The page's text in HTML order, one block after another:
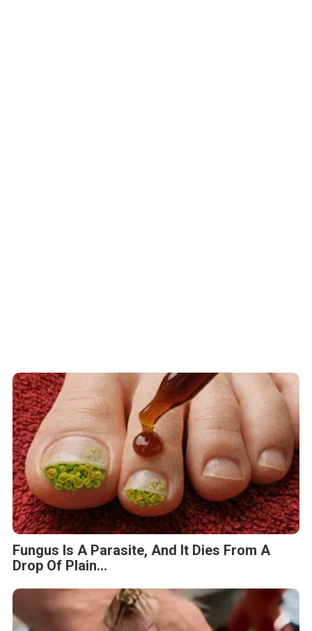
Fungus Is A Parasite, And It Dies From A
Drop Of Plain...